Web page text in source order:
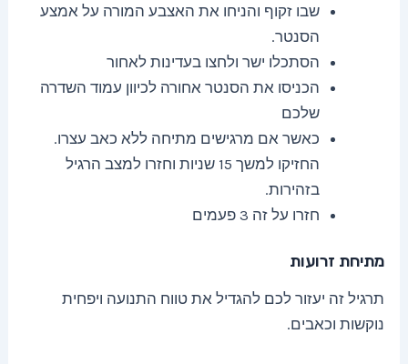
שבו זקוף והניחו את האצבע המורה על אמצע
הסנטר.
הסתכלו ישר ולחצו בעדינות לאחור
הכניסו את הסנטר אחורה לכיוון עמוד השדרה
שלכם
כאשר אם מרגישים מתיחה ללא כאב עצרו.
החזיקו למשך 15 שניות וחזרו למצב הרגיל
בזהירות.
חזרו על זה 3 פעמים
מתיחת זרועות
תרגיל זה יעזור לכם להגדיל את טווח התנועה ויפחית
נוקשות וכאבים.